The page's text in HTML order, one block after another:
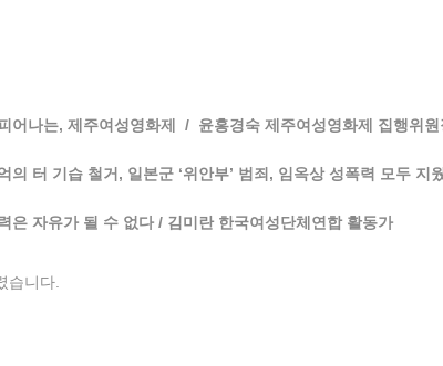
어나는, 제주여성영화제 / 윤홍경숙 제주여성영화제 집행위
의 터 기습 철거, 일본군 ‘위안부’ 범죄, 임옥상 성폭력 모두
은 자유가 될 수 없다 / 김미란 한국여성단체연합 활동가
습니다.